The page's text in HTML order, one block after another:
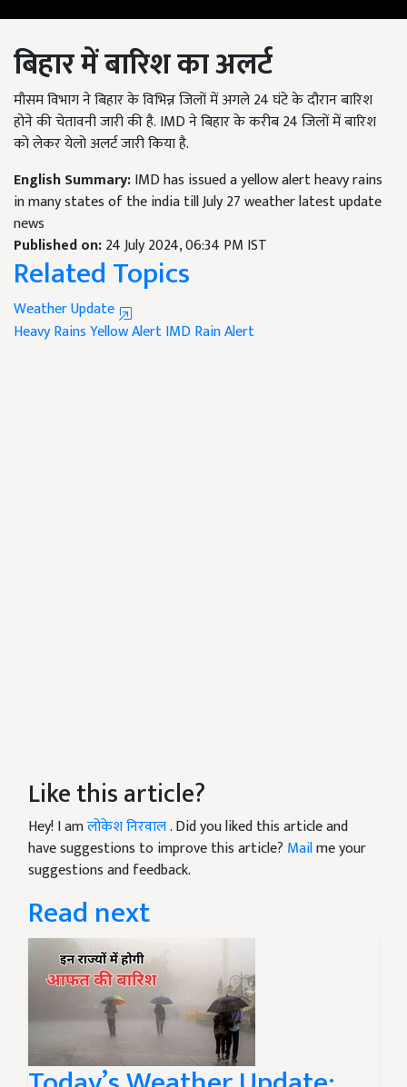
बिहार में बारिश का अलर्ट
मौसम विभाग ने बिहार के विभिन्न जिलों में अगले 24 घंटे के दौरान बारिश
होने की चेतावनी जारी की है. IMD ने बिहार के करीब 24 जिलों में बारिश
को लेकर येलो अलर्ट जारी किया है.
English Summary:IMD has issued a yellow alert heavy rains
in many states of the india till July 27 weather latest update
news
Published on:24 July 2024, 06:34 PM IST
Related Topics
Weather Update
Heavy RainsYellow AlertIMD Rain Alert
Like this article?
Hey! I amलोकेश निरवाल. Did you liked this article and
have suggestions to improve this article? Mailme your
suggestions and feedback.
Read next